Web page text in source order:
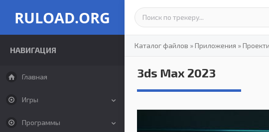
RULOAD.ORG
НАВИГАЦИЯ
Главная
Игры
Программы
Каталог файлов »Приложения »
3ds Max 2023